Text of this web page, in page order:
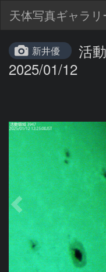
天体写真ギャラリ
新井優
活
2025/01/12